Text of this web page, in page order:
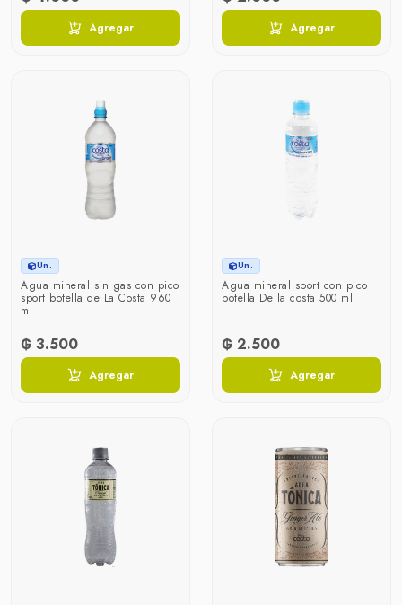
Agregar Agregar
Un.
Agua mineral sin gas con pico
sport botella de La Costa 960
ml
₲ 3.500
Agregar
Un.
Agua mineral sport con pico
botella De la costa 500 ml
₲ 2.500
Agregar